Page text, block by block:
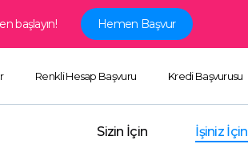
başlayın! Hemen Başvur
Renkli Hesap Başvuru Kredi Başvurusu
Sizin İçin İşiniz İçin